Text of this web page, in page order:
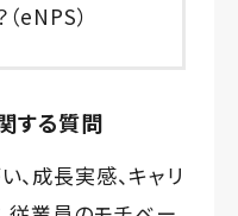
eNPS）
する質問
成長実感、キャリ